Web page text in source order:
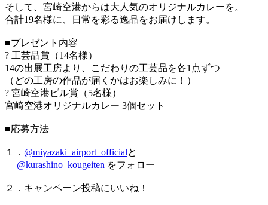
そして、宮崎空港からは大人気のオリジナルカレーを。
合計19名様に、日常を彩る逸品をお届けします。
■プレゼント内容
? 工芸品賞（14名様）
14の出展工房より、こだわりの工芸品を各1点ずつ
（どの工房の作品が届くかはお楽しみに！）
? 宮崎空港ビル賞（5名様）
宮崎空港オリジナルカレー 3個セット
■応募方法
１． @miyazaki_airport_officialと
@kurashino_kougeiten をフォロー
２．キャンペーン投稿にいいね！